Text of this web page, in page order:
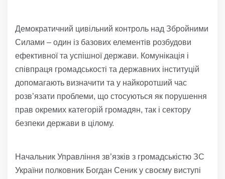
Демократичний цивільний контроль над Збройними
Силами – один із базових елементів розбудови
ефективної та успішної держави. Комунікація і
співпраця громадськості та державних інституцій
допомагають визначити та у найкоротший час
розв’язати проблеми, що стосуються як порушення
прав окремих категорій громадян, так і сектору
безпеки держави в цілому.
Начальник Управління зв’язків з громадськістю ЗС
України полковник Богдан Сеник у своєму виступі